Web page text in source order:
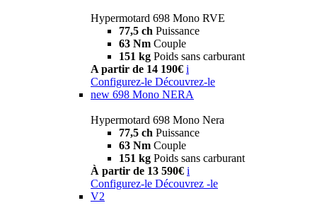
Hypermotard 698 Mono RVE
77,5 ch Puissance
63 Nm Couple
151 kg Poids sans carburant
A partir de 14 190€ i
Configurez-le Découvrez-le
new 698 Mono NERA
Hypermotard 698 Mono Nera
77,5 ch Puissance
63 Nm Couple
151 kg Poids sans carburant
À partir de 13 590€ i
Configurez-le Découvrez -le
V2